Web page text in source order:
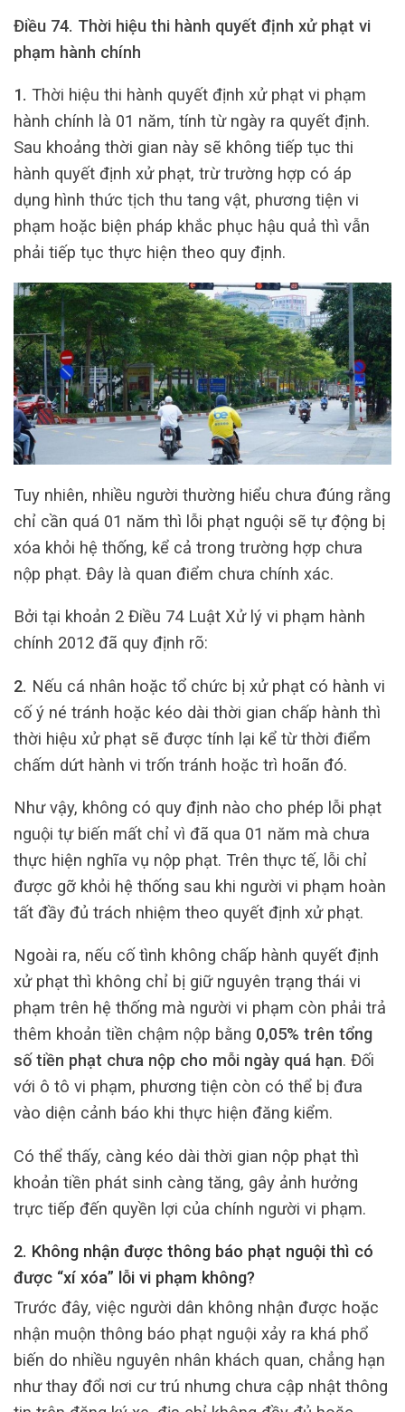
Điều 74. Thời hiệu thi hành quyết định xử phạt vi
phạm hành chính
1. Thời hiệu thi hành quyết định xử phạt vi phạm
hành chính là 01 năm, tính từ ngày ra quyết định.
Sau khoảng thời gian này sẽ không tiếp tục thi
hành quyết định xử phạt, trừ trường hợp có áp
dụng hình thức tịch thu tang vật, phương tiện vi
phạm hoặc biện pháp khắc phục hậu quả thì vẫn
phải tiếp tục thực hiện theo quy định.
Tuy nhiên, nhiều người thường hiểu chưa đúng rằng
chỉ cần quá 01 năm thì lỗi phạt nguội sẽ tự động bị
xóa khỏi hệ thống, kể cả trong trường hợp chưa
nộp phạt. Đây là quan điểm chưa chính xác.
Bởi tại khoản 2 Điều 74 Luật Xử lý vi phạm hành
chính 2012 đã quy định rõ:
2. Nếu cá nhân hoặc tổ chức bị xử phạt có hành vi
cố ý né tránh hoặc kéo dài thời gian chấp hành thì
thời hiệu xử phạt sẽ được tính lại kể từ thời điểm
chấm dứt hành vi trốn tránh hoặc trì hoãn đó.
Như vậy, không có quy định nào cho phép lỗi phạt
nguội tự biến mất chỉ vì đã qua 01 năm mà chưa
thực hiện nghĩa vụ nộp phạt. Trên thực tế, lỗi chỉ
được gỡ khỏi hệ thống sau khi người vi phạm hoàn
tất đầy đủ trách nhiệm theo quyết định xử phạt.
Ngoài ra, nếu cố tình không chấp hành quyết định
xử phạt thì không chỉ bị giữ nguyên trạng thái vi
phạm trên hệ thống mà người vi phạm còn phải trả
thêm khoản tiền chậm nộp bằng 0,05% trên tổng
số tiền phạt chưa nộp cho mỗi ngày quá hạn. Đối
với ô tô vi phạm, phương tiện còn có thể bị đưa
vào diện cảnh báo khi thực hiện đăng kiểm.
Có thể thấy, càng kéo dài thời gian nộp phạt thì
khoản tiền phát sinh càng tăng, gây ảnh hưởng
trực tiếp đến quyền lợi của chính người vi phạm.
2. Không nhận được thông báo phạt nguội thì có
được “xí xóa” lỗi vi phạm không?
Trước đây, việc người dân không nhận được hoặc
nhận muộn thông báo phạt nguội xảy ra khá phổ
biến do nhiều nguyên nhân khách quan, chẳng hạn
như thay đổi nơi cư trú nhưng chưa cập nhật thông